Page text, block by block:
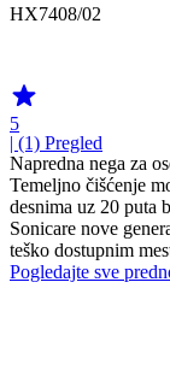
HX7408/02
5
| (1) Pregled
Napredna nega za
Temeljno čišćenje
desnima uz 20 puta
Sonicare nove
teško dostupnim
Pogledajte sve